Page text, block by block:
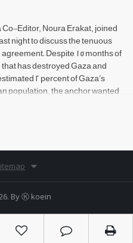
Co-Editor, Noura Erakat, joined
night to discuss the tenuous
Despite 15 months of
has destroyed Gaza and
2 percent of Gaza’s
population, the anchor wanted
setting the record straight.
ByⓀ koein